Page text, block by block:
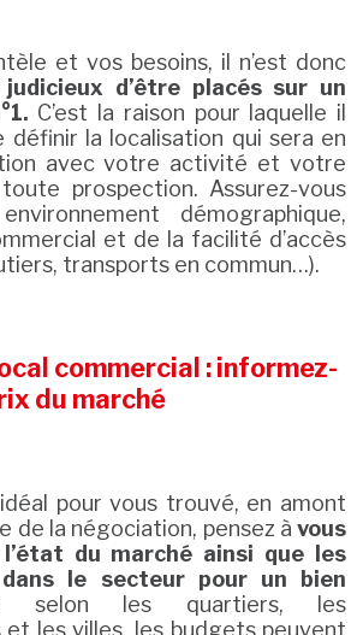
et vos besoins, il n’est donc
d’être placés sur un
C’est la raison pour laquelle il
la localisation qui sera en
avec votre activité et votre
prospection. Assurez-vous
démographique,
et de la facilité d’accès
transports en commun…).
commercial : informez-
du marché
pour vous trouvé, en amont
de la négociation, pensez à vous
du marché ainsi que les
le secteur pour un bien
selon les quartiers, les
et les villes, les budgets peuvent